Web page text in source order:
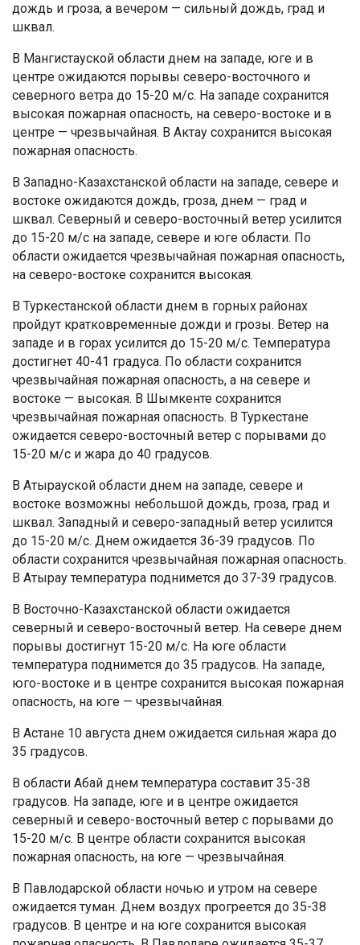
дождь и гроза, а вечером — сильный дождь, град и
шквал.
В Мангистауской области днем на западе, юге и в
центре ожидаются порывы северо-восточного и
северного ветра до 15-20 м/с. На западе сохранится
высокая пожарная опасность, на северо-востоке и в
центре — чрезвычайная. В Актау сохранится высокая
пожарная опасность.
В Западно-Казахстанской области на западе, севере и
востоке ожидаются дождь, гроза, днем — град и
шквал. Северный и северо-восточный ветер усилится
до 15-20 м/с на западе, севере и юге области. По
области ожидается чрезвычайная пожарная опасность,
на северо-востоке сохранится высокая.
В Туркестанской области днем в горных районах
пройдут кратковременные дожди и грозы. Ветер на
западе и в горах усилится до 15-20 м/с. Температура
достигнет 40-41 градуса. По области сохранится
чрезвычайная пожарная опасность, а на севере и
востоке — высокая. В Шымкенте сохранится
чрезвычайная пожарная опасность. В Туркестане
ожидается северо-восточный ветер с порывами до
15-20 м/с и жара до 40 градусов.
В Атырауской области днем на западе, севере и
востоке возможны небольшой дождь, гроза, град и
шквал. Западный и северо-западный ветер усилится
до 15-20 м/с. Днем ожидается 36-39 градусов. По
области сохранится чрезвычайная пожарная опасность.
В Атырау температура поднимется до 37-39 градусов.
В Восточно-Казахстанской области ожидается
северный и северо-восточный ветер. На севере днем
порывы достигнут 15-20 м/с. На юге области
температура поднимется до 35 градусов. На западе,
юго-востоке и в центре сохранится высокая пожарная
опасность, на юге — чрезвычайная.
В Астане 10 августа днем ожидается сильная жара до
35 градусов.
В области Абай днем температура составит 35-38
градусов. На западе, юге и в центре ожидается
северный и северо-восточный ветер с порывами до
15-20 м/с. В центре области сохранится высокая
пожарная опасность, на юге — чрезвычайная.
В Павлодарской области ночью и утром на севере
ожидается туман. Днем воздух прогреется до 35-38
градусов. В центре и на юге сохранится высокая